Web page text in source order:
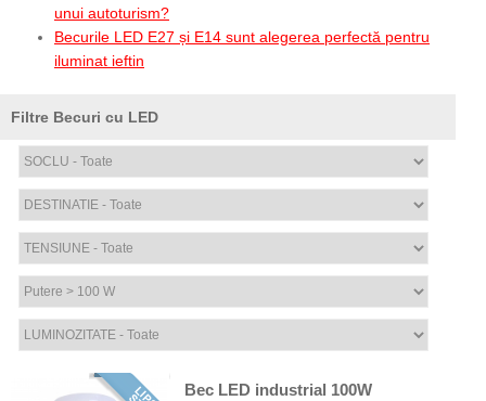
unui autoturism?
Becurile LED E27 și E14 sunt alegerea perfectă pentru
iluminat ieftin
Filtre Becuri cu LED
Bec LED industrial 100W